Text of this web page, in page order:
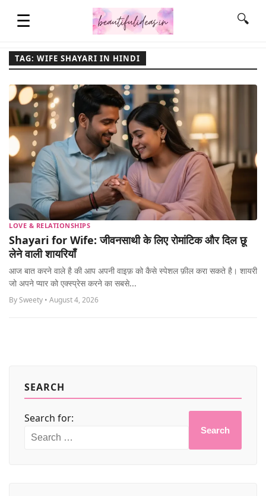
☰
QUOTES
LIFESTYLE
FASHION & STYLE
CONTACT NAME IDEAS
MORE
🔍
TAG: WIFE SHAYARI IN HINDI
LOVE & RELATIONSHIPS
Shayari for Wife: जीवनसाथी के लिए रोमांटिक और दिल छू
लेने वाली शायरियाँ
आज बात करने वाले है की आप अपनी वाइफ़ को कैसे स्पेशल फ़ील करा सकते है। शायरी
जो अपने प्यार को एक्स्प्रेस करने का सबसे...
By Sweety • August 4, 2026
SEARCH
Search for:
Search